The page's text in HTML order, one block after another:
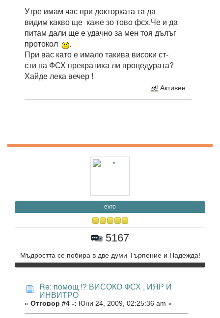
Утре имам час при докторката та да
видим какво ще каже зо тово фсх.Че и да
питам дали ще е удачно за мен тоя дълъг
протокол
.
При вас като е имало такива високи ст-
сти на ФСХ прекратиха ли процедурата?
Хайде лека вечер !
Активен
evro
5167
Мъдростта се побира в две думи Търпение и Надежда!
Re: помощ !? ВИСОКО ФСХ , ИЯР И
ИНВИТРО
« Отговор #4 -: Юни 24, 2009, 02:25:36 am »